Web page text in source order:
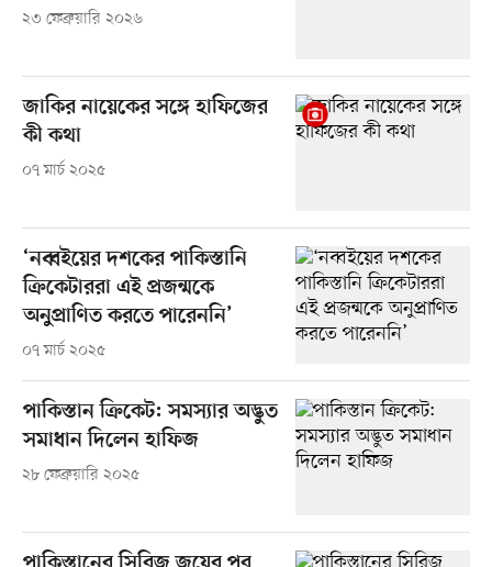
২৩ ফেব্রুয়ারি ২০২৬
জাকির নায়েকের সঙ্গে হাফিজের
কী কথা
০৭ মার্চ ২০২৫
‘নব্বইয়ের দশকের পাকিস্তানি
ক্রিকেটাররা এই প্রজন্মকে
অনুপ্রাণিত করতে পারেননি’
০৭ মার্চ ২০২৫
পাকিস্তান ক্রিকেট: সমস্যার অদ্ভুত
সমাধান দিলেন হাফিজ
২৮ ফেব্রুয়ারি ২০২৫